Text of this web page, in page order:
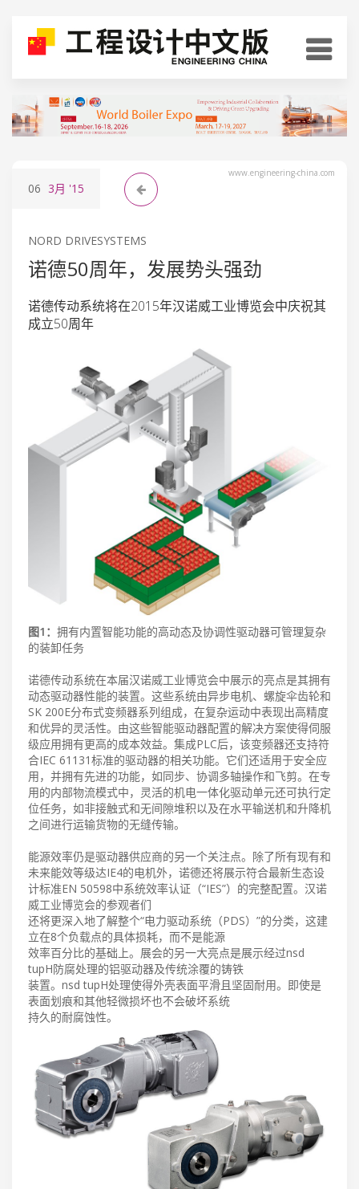
www.engineering-china.com
06 3月 '15
NORD DRIVESYSTEMS
诺德50周年，发展势头强劲
诺德传动系统将在2015年汉诺威工业博览会中庆祝其
成立50周年
图1： 拥有内置智能功能的高动态及协调性驱动器可管理复杂
的装卸任务
诺德传动系统在本届汉诺威工业博览会中展示的亮点是其拥有
动态驱动器性能的装置。这些系统由异步电机、螺旋伞齿轮和
SK 200E分布式变频器系列组成，在复杂运动中表现出高精度
和优异的灵活性。由这些智能驱动器配置的解决方案使得伺服
级应用拥有更高的成本效益。集成PLC后，该变频器还支持符
合IEC 61131标准的驱动器的相关功能。它们还适用于安全应
用，并拥有先进的功能，如同步、协调多轴操作和飞剪。在专
用的内部物流模式中，灵活的机电一体化驱动单元还可执行定
位任务，如非接触式和无间隙堆积以及在水平输送机和升降机
之间进行运输货物的无缝传输。
能源效率仍是驱动器供应商的另一个关注点。除了所有现有和
未来能效等级达IE4的电机外，诺德还将展示符合最新生态设
计标准EN 50598中系统效率认证（“IES”）的完整配置。汉诺
威工业博览会的参观者们
还将更深入地了解整个“电力驱动系统（PDS）”的分类，这建
立在8个负载点的具体损耗，而不是能源
效率百分比的基础上。展会的另一大亮点是展示经过nsd
tupH防腐处理的铝驱动器及传统涂覆的铸铁
装置。nsd tupH处理使得外壳表面平滑且坚固耐用。即使是
表面划痕和其他轻微损坏也不会破坏系统
持久的耐腐蚀性。